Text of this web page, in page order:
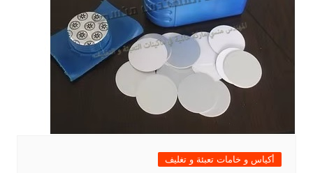
أكياس و خامات تعبئة و تغليف